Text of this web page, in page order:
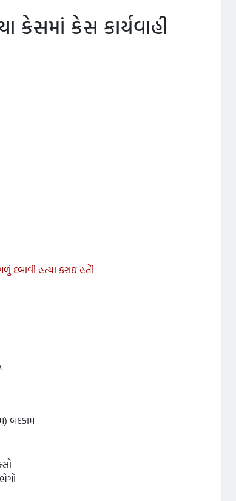
કેસમાં કેસ કાર્યવાહી
દબાવી હત્યા કરાઇ હતીે
બદકામ